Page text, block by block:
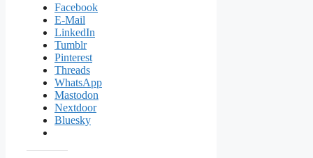
Facebook
E-Mail
LinkedIn
Tumblr
Pinterest
Threads
WhatsApp
Mastodon
Nextdoor
Bluesky